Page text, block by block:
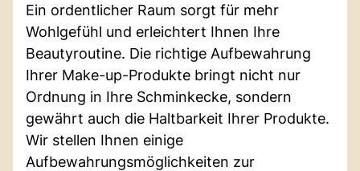
Ein ordentlicher Raum sorgt für mehr
Wohlgefühl und erleichtert Ihnen Ihre
Beautyroutine. Die richtige Aufbewahrung
Ihrer Make-up-Produkte bringt nicht nur
Ordnung in Ihre Schminkecke, sondern
gewährt auch die Haltbarkeit Ihrer Produkte.
Wir stellen Ihnen einige
Aufbewahrungsmöglichkeiten zur